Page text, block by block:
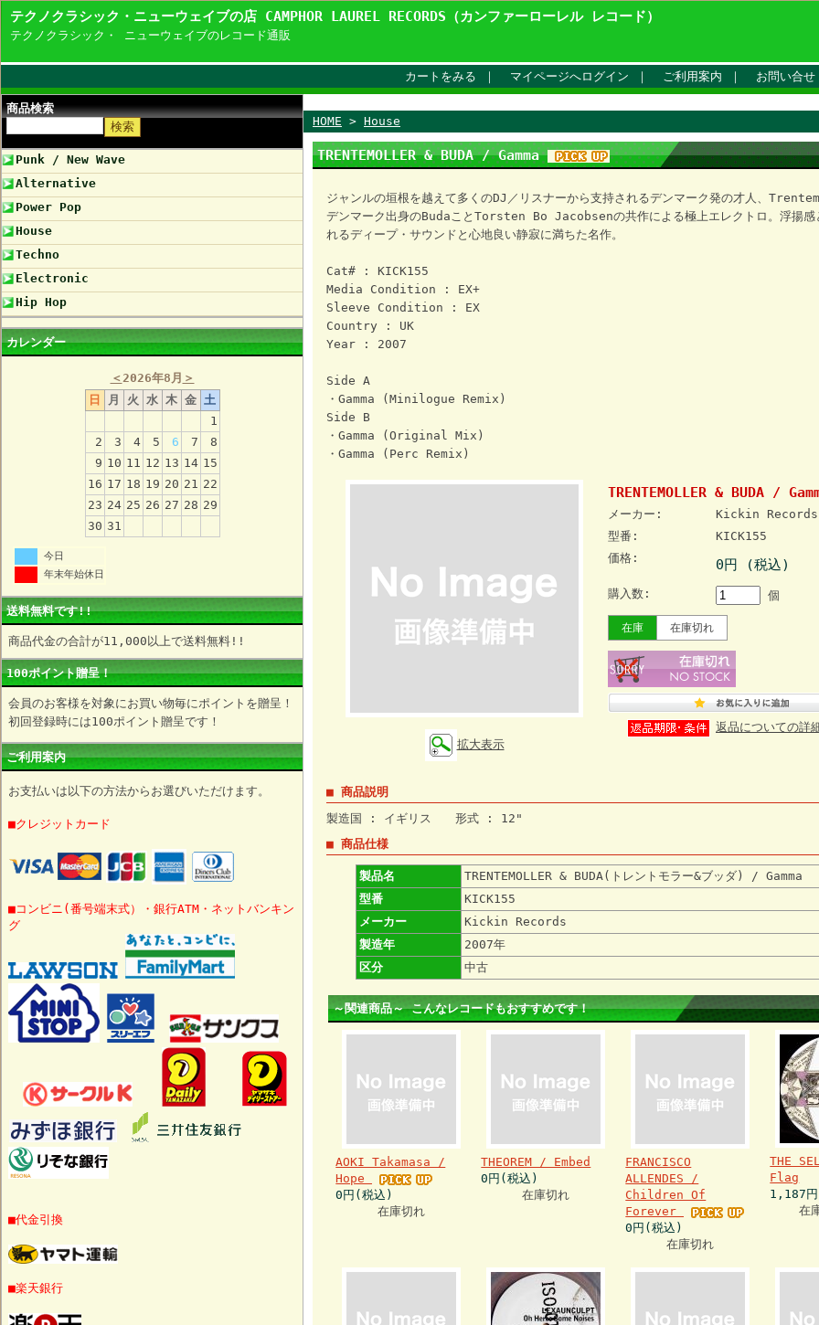
テクノクラシック・ニューウェイブの店 CAMPHOR LAUREL RECORDS（カンファーローレル レコード）
テクノクラシック・ ニューウェイブのレコード通販
カートをみる ｜ マイページへログイン ｜ ご利用案内 ｜ お問い合せ
商品検索
Punk / New Wave
Alternative
Power Pop
House
Techno
Electronic
Hip Hop
カレンダー
＜2026年8月 ＞
日
月 火 水 木 金 土
1
2
3 4 5 6 7
8
9 10 11 12 13 14 15
16 17 18 19 20 21 22
23 24 25 26 27 28 29
30 31
今日
年末年始休日
送料無料です!!
商品代金の合計が11,000以上で送料無料!!
100ポイント贈呈！
会員のお客様を対象にお買い物毎にポイントを贈呈！
初回登録時には100ポイント贈呈です！
ご利用案内
お支払いは以下の方法からお選びいただけます。
■クレジットカード
■コンビニ(番号端末式）・銀行ATM・ネットバンキン
グ
■代金引換
■楽天銀行
HOME > House
TRENTEMOLLER & BUDA / Gamma
ジャンルの垣根を越えて多くのDJ／リスナーから支持されるデンマーク発の才人、
デンマーク出身のBudaことTorsten Bo Jacobsenの共作による極上エレクトロ。浮揚感
れるディープ・サウンドと心地良い静寂に満ちた名作。
Cat# : KICK155
Media Condition : EX+
Sleeve Condition : EX
Country : UK
Year : 2007
Side A
・Gamma (Minilogue Remix)
Side B
・Gamma (Original Mix)
・Gamma (Perc Remix)
拡大表示
TRENTEMOLLER & BUDA /
メーカー:
Kickin Records
型番:
KICK155
価格:
0円 (税込)
購入数: 個
在庫 在庫切れ
返品についての詳
■ 商品説明
製造国 : イギリス 形式 : 12"
■ 商品仕様
製品名
TRENTEMOLLER & BUDA(トレントモラー&ブッダ) / Gamma
型番
KICK155
メーカー
Kickin Records
製造年
2007年
区分
中古
～関連商品～ こんなレコードもおすすめです！
AOKI Takamasa /
Hope
0円(税込)
在庫切れ
THEOREM / Embed
0円(税込)
在庫切れ
FRANCISCO
ALLENDES /
Children Of
Forever
0円(税込)
在庫切れ
THE
Flag
1,187
在